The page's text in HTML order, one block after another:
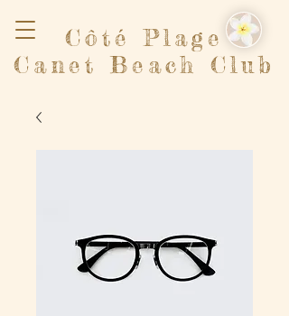
Côté Plage
Canet Beach Club